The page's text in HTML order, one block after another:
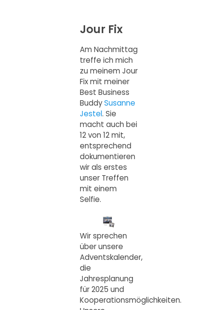
Jour Fix
Am Nachmittag
treffe ich mich
zu meinem Jour
Fix mit meiner
Best Business
BuddySusanne
Jestel. Sie
macht auch bei
12 von 12 mit,
entsprechend
dokumentieren
wir als erstes
unser Treffen
mit einem
Selfie.
Wir sprechen
über unsere
Adventskalender,
die
Jahresplanung
für 2025 und
Kooperationsmöglichkeiten.